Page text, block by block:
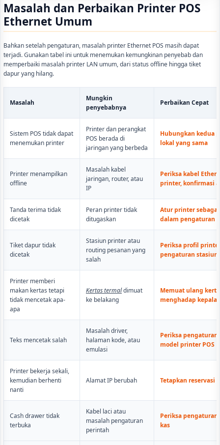
Masalah dan Perbaikan Printer POS
Ethernet Umum
Bahkan setelah pengaturan, masalah printer Ethernet POS masih dapat
terjadi. Gunakan tabel ini untuk menemukan kemungkinan penyebab dan
memperbaiki masalah printer LAN umum, dari status offline hingga tiket
dapur yang hilang.
Masalah
Mungkin
penyebabnya
Perbaikan Cepat
Sistem POS tidak dapat
menemukan printer
Printer dan perangkat
POS berada di
jaringan yang berbeda
Hubungkan kedua
lokal yang sama
Printer menampilkan
offline
Masalah kabel
jaringan, router, atau
IP
Periksa kabel
printer, konfirmasi
Tanda terima tidak
dicetak
Peran printer tidak
ditugaskan
Atur printer
dalam pengaturan
Tiket dapur tidak
dicetak
Stasiun printer atau
routing pesanan yang
salah
Periksa profil
pengaturan stasiun
Printer memberi
makan kertas tetapi
tidak mencetak apa-
apa
Kertas termaldimuat
ke belakang
Memuat ulang
menghadap kepala
Teks mencetak salah
Masalah driver,
halaman kode, atau
emulasi
Periksa
model printer POS
Printer bekerja sekali,
kemudian berhenti
nanti
Alamat IP berubah Tetapkan reservasi
Cash drawer tidak
terbuka
Kabel laci atau
masalah pengaturan
perintah
Periksa pengaturan
kas